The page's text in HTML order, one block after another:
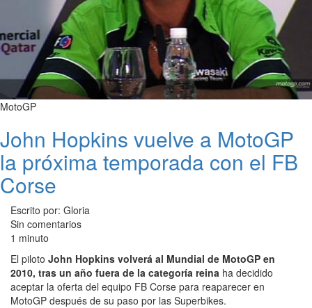
MotoGP
John Hopkins vuelve a MotoGP
la próxima temporada con el FB
Corse
Escrito por: Gloria
Sin comentarios
1 minuto
El piloto John Hopkins volverá al Mundial de MotoGP en
2010, tras un año fuera de la categoría reina ha decidido
aceptar la oferta del equipo FB Corse para reaparecer en
MotoGP después de su paso por las Superbikes.